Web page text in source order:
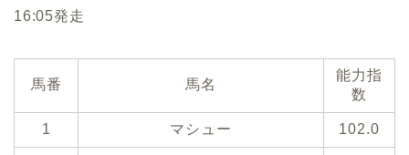
16:05発走
馬番 馬名
能力指
数
1 マシュー 102.0